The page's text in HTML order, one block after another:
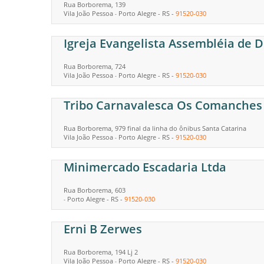
Rua Borborema, 139
Vila João Pessoa - Porto Alegre - RS - 91520-030
Igreja Evangelista Assembléia de
Rua Borborema, 724
Vila João Pessoa - Porto Alegre - RS - 91520-030
Tribo Carnavalesca Os Comanches
Rua Borborema, 979 final da linha do ônibus Santa Catarina
Vila João Pessoa - Porto Alegre - RS - 91520-030
Minimercado Escadaria Ltda
Rua Borborema, 603
- Porto Alegre - RS - 91520-030
Erni B Zerwes
Rua Borborema, 194 Lj 2
Vila João Pessoa - Porto Alegre - RS - 91520-030